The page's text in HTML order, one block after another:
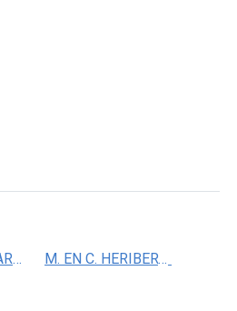
DR. JULIO CESAR ROJAS CASTAÃ‘EDA M. EN C. HERIBERTO CABALLERO ORTEGA